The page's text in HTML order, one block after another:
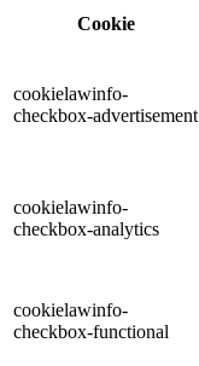
Cookie
cookielawinfo-
checkbox-advertisement
cookielawinfo-
checkbox-analytics
cookielawinfo-
checkbox-functional